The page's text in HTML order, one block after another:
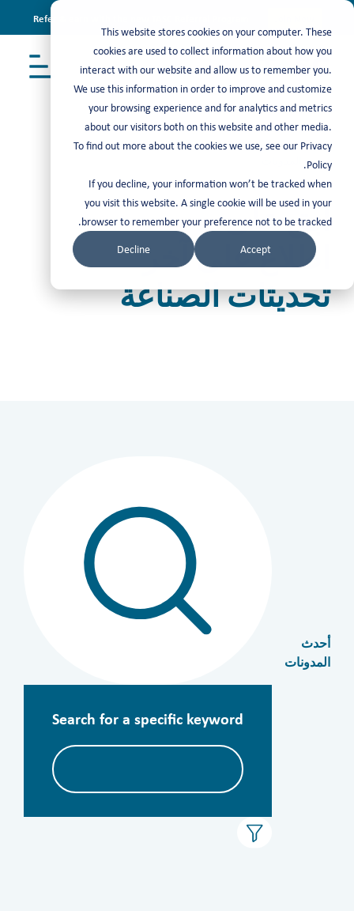
This website stores cookies on your computer. These
cookies are used to collect information about how you
interact with our website and allow us to remember you.
We use this information in order to improve and customize
your browsing experience and for analytics and metrics
about our visitors both on this website and other media.
To find out more about the cookies we use, see our Privacy
Policy.
If you decline, your information won’t be tracked when
you visit this website. A single cookie will be used in your
browser to remember your preference not to be tracked.
Accept
Decline
Refer & earn with the new TASC Referral Program
أحدث المدونات
ابق على
اطلاع على آخر
تحديثات الصناعة
أحدث
المدونات
Search for a specific keyword